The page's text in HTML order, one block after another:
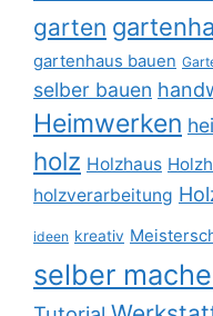
garten
gartenhaus bauen
selber bauen
Heimwerken
holz Holzhaus
holzverarbeitung
ideen kreativ
selber